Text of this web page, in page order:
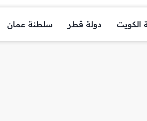
الكويت دولة قطر سلطنة عمان